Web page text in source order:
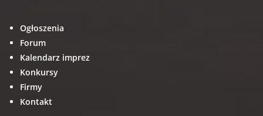
Ogłoszenia
Forum
Kalendarz imprez
Konkursy
Firmy
Kontakt